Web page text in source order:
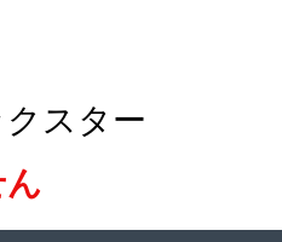
スター